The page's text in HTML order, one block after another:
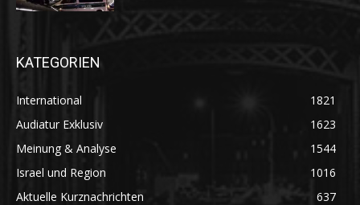
KATEGORIEN
International
1821
Audiatur Exklusiv
1623
Meinung & Analyse
1544
Israel und Region
1016
Aktuelle Kurznachrichten
637